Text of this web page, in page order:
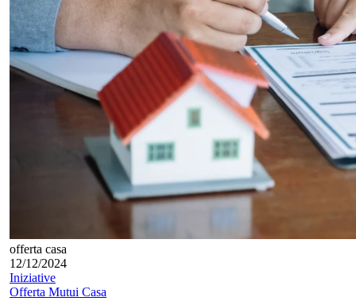
offerta casa
12/12/2024
Iniziative
Offerta Mutui Casa